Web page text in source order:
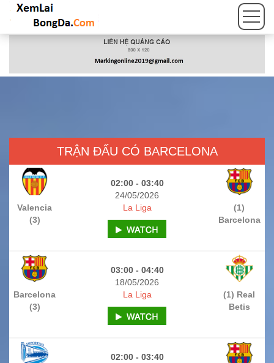
TRẬN ĐẤU CÓ BARCELONA
02:00 - 03:40
24/05/2026
Valencia
(3)
(1)
Barcelona
La Liga
03:00 - 04:40
18/05/2026
Barcelona
(3)
(1) Real
Betis
La Liga
02:00 - 03:40